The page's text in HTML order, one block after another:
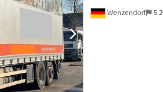
Wenzendorf 5